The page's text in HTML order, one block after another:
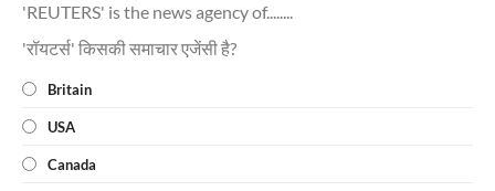
'REUTERS' is the news agency of........
'रॉयटर्स' किसकी समाचार एजेंसी है?
Britain
USA
Canada